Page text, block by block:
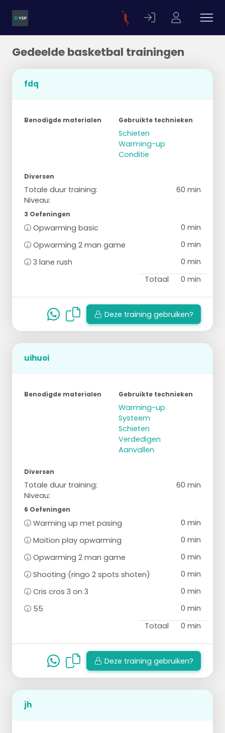
Gedeelde basketbal trainingen
fdq
Benodigde materialen Gebruikte technieken
Schieten
Warming-up
Conditie
Diversen
Totale duur training:
60 min
Niveau:
3 Oefeningen
Opwarming basic
0 min
Opwarming 2 man game
0 min
3 lane rush
0 min
Totaal
0 min
Deze training gebruiken?
uihuoi
Benodigde materialen Gebruikte technieken
Warming-up
Systeem
Schieten
Verdedigen
Aanvallen
Diversen
Totale duur training:
60 min
Niveau:
6 Oefeningen
Warming up met pasing
0 min
Moition play opwarming
0 min
Opwarming 2 man game
0 min
Shooting (ringo 2 spots shoten)
0 min
Cris cros 3 on 3
0 min
55
0 min
Totaal
0 min
Deze training gebruiken?
jh